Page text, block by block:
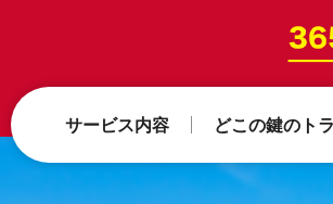
サービス内容 どこの鍵のト